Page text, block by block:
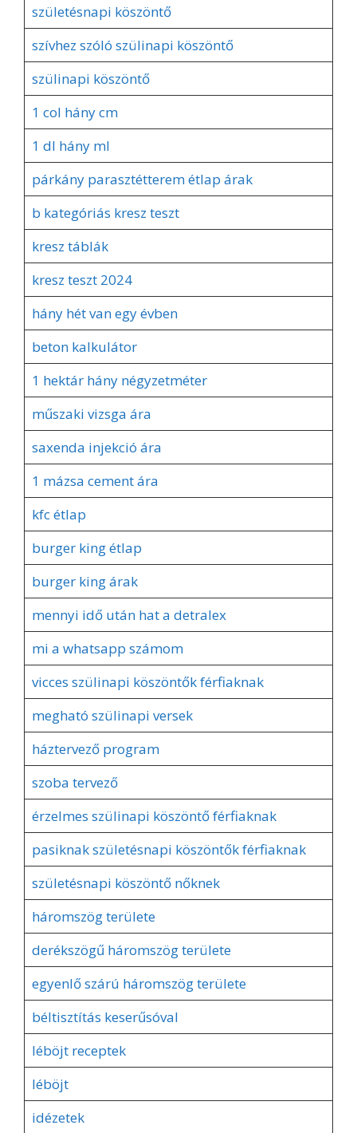
születésnapi köszöntő
szívhez szóló szülinapi köszöntő
szülinapi köszöntő
1 col hány cm
1 dl hány ml
párkány parasztétterem étlap árak
b kategóriás kresz teszt
kresz táblák
kresz teszt 2024
hány hét van egy évben
beton kalkulátor
1 hektár hány négyzetméter
műszaki vizsga ára
saxenda injekció ára
1 mázsa cement ára
kfc étlap
burger king étlap
burger king árak
mennyi idő után hat a detralex
mi a whatsapp számom
vicces szülinapi köszöntők férfiaknak
megható szülinapi versek
háztervező program
szoba tervező
érzelmes szülinapi köszöntő férfiaknak
pasiknak születésnapi köszöntők férfiaknak
születésnapi köszöntő nőknek
háromszög területe
derékszögű háromszög területe
egyenlő szárú háromszög területe
béltisztítás keserűsóval
léböjt receptek
léböjt
idézetek